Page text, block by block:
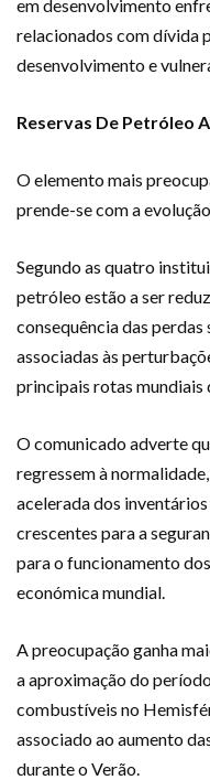
em desenvolvimento
relacionados com dívida
desenvolvimento e
Reservas De Petróleo
O elemento mais
prende-se com a
Segundo as quatro
petróleo estão a ser
consequência das
associadas às
principais rotas mundiais
O comunicado adverte
regressem à
acelerada dos
crescentes para a
para o funcionamento
económica mundial.
A preocupação ganha
a aproximação do
combustíveis no
associado ao aumento
durante o Verão.